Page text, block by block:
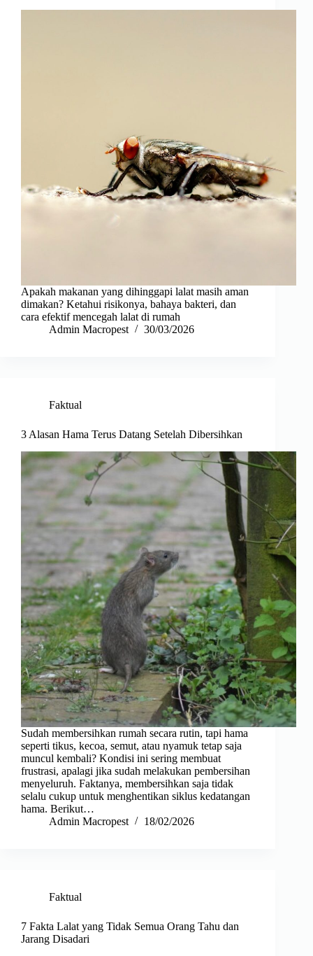
Apakah makanan yang dihinggapi lalat masih aman
dimakan? Ketahui risikonya, bahaya bakteri, dan
cara efektif mencegah lalat di rumah
Admin Macropest
30/03/2026
Faktual
3 Alasan Hama Terus Datang Setelah Dibersihkan
Sudah membersihkan rumah secara rutin, tapi hama
seperti tikus, kecoa, semut, atau nyamuk tetap saja
muncul kembali? Kondisi ini sering membuat
frustrasi, apalagi jika sudah melakukan pembersihan
menyeluruh. Faktanya, membersihkan saja tidak
selalu cukup untuk menghentikan siklus kedatangan
hama. Berikut…
Admin Macropest
18/02/2026
Faktual
7 Fakta Lalat yang Tidak Semua Orang Tahu dan
Jarang Disadari